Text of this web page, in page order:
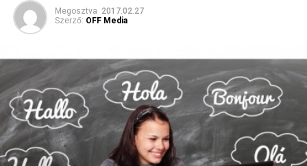
Megosztva 2017.02.27
Szerző: OFF Media